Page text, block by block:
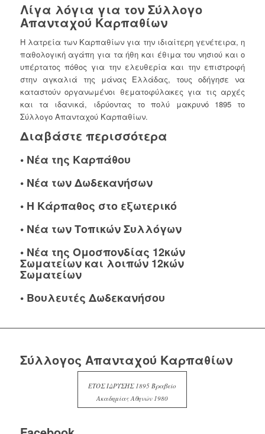
Λίγα λόγια για τον Σύλλογο
Απανταχού Καρπαθίων
Η λατρεία των Καρπαθίων για την ιδιαίτερη γενέτειρα, η
παθολογική αγάπη για τα ήθη και έθιμα του νησιού και ο
υπέρτατος πόθος για την ελευθερία και την επιστροφή
στην αγκαλιά της μάνας Ελλάδας, τους οδήγησε να
καταστούν οργανωμένοι θεματοφύλακες για τις αρχές
και τα ιδανικά, ιδρύοντας το πολύ μακρυνό 1895 το
Σύλλογο Απανταχού Καρπαθίων.
Διαβάστε περισσότερα
• Νέα της Καρπάθου
• Νέα των Δωδεκανήσων
• Η Κάρπαθος στο εξωτερικό
• Νέα των Τοπικών Συλλόγων
• Νέα της Ομοσπονδίας 12κών
Σωματείων και λοιπών 12κών
Σωματείων
• Βουλευτές Δωδεκανήσου
Σύλλογος Απανταχού Καρπαθίων
ΕΤΟΣ ΙΔΡΥΣΗΣ 1895 Βραβείο
Ακαδημίας Αθηνών 1980